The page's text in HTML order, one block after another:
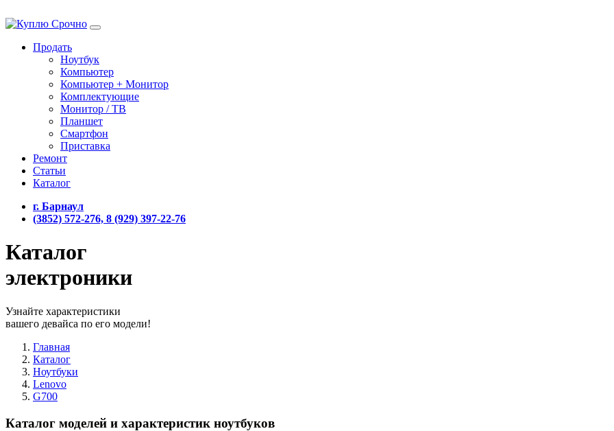
Продать
Ноутбук
Компьютер
Компьютер + Монитор
Комплектующие
Монитор / ТВ
Планшет
Смартфон
Приставка
Ремонт
Статьи
Каталог
г. Барнаул
(3852) 572-276, 8 (929) 397-22-76
Каталог
электроники
Узнайте характеристики
вашего девайса по его модели!
Главная
Каталог
Ноутбуки
Lenovo
G700
Каталог моделей и характеристик ноутбуков